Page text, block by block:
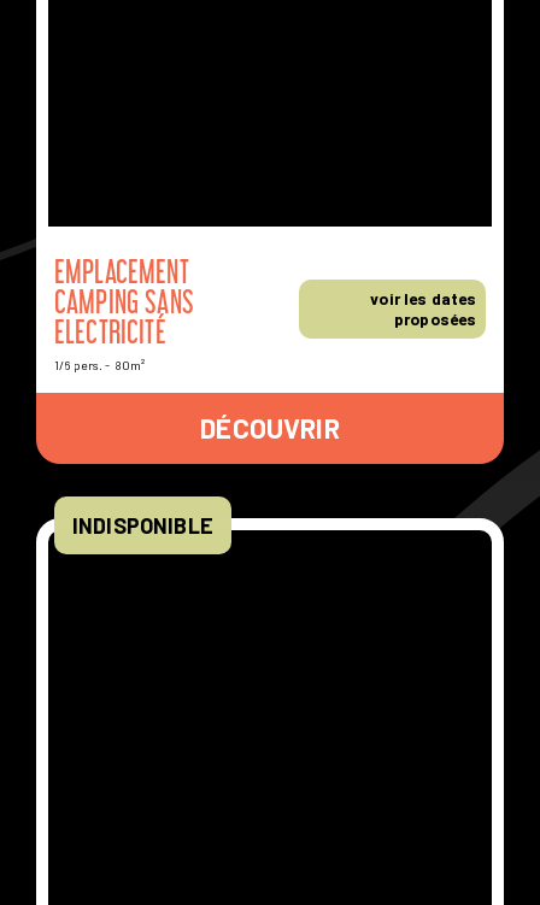
EMPLACEMENT
CAMPING SANS
ELECTRICITÉ
1/6 pers. 80m²
voir les dates
proposées
DÉCOUVRIR
INDISPONIBLE